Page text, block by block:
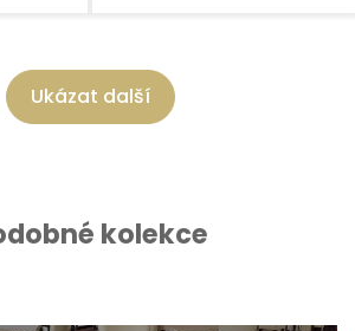
Ukázat další
kolekce